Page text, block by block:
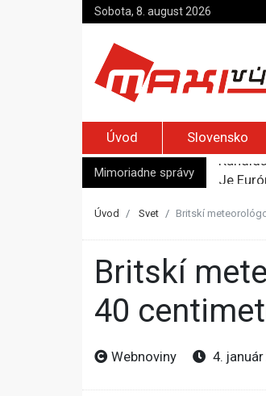
Sobota, 8. august 2026
Úvod Slovensko
Mimoriadne správy
Je
Kyjev
Úvod Svet Britskí
Britskí meteorológovia varujú pred kalamitou, spadnúť má až
40
Webnoviny 4.